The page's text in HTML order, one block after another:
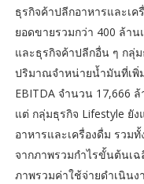
ธุรกิจค้าปลีกอาหารและเค
ยอดขายรวมกว่า 400 ล้าน
และธุรกิจค้าปลีกอื่น ๆ กลุ่
ปริมาณจำหน่ายน้ำมันที่เพิ่
EBITDA จำนวน 17,666
แต่ กลุ่มธุรกิจ Lifestyle ยั
อาหารและเครื่องดื่ม รวม
จากภาพรวมกำไรขั้นต้นเ
ภาพรวมค่าใช้จ่ายดำเนิน